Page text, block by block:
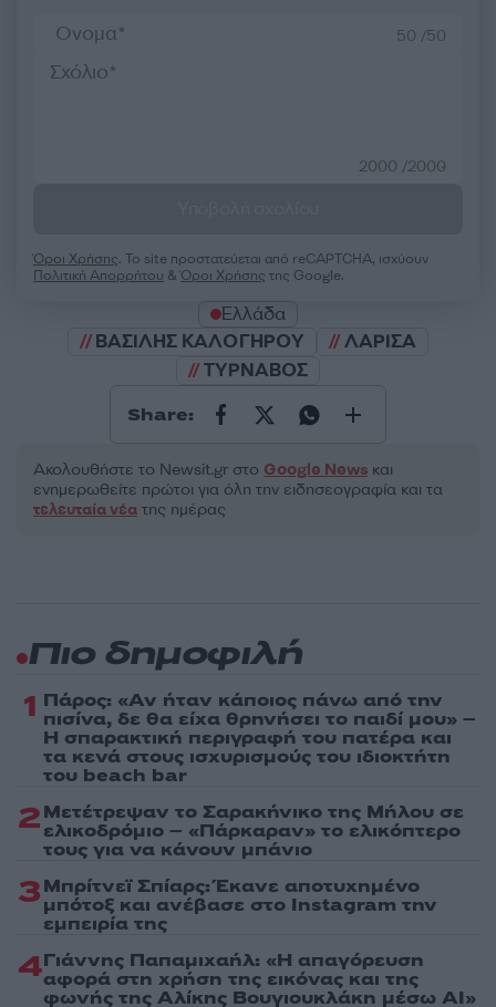
50 /50
2000 /2000
Όροι Χρήσης. Το site προστατεύεται από reCAPTCHA, ισχύουν
Πολιτική Απορρήτου &Όροι Χρήσης της Google.
Ελλάδα
ΒΑΣΙΛΗΣ ΚΑΛΟΓΗΡΟΥ
ΛΑΡΙΣΑ
ΤΥΡΝΑΒΟΣ
Share:
Ακολουθήστε το Νewsit.gr στο Google News και
ενημερωθείτε πρώτοι για όλη την ειδησεογραφία και τα
τελευταία νέα της ημέρας
Πιο δημοφιλή
1 Πάρος: «Αν ήταν κάποιος πάνω από την
πισίνα, δε θα είχα θρηνήσει το παιδί μου» –
Η σπαρακτική περιγραφή του πατέρα και
τα κενά στους ισχυρισμούς του ιδιοκτήτη
του beach bar
2Μετέτρεψαν το Σαρακήνικο της Μήλου σε
ελικοδρόμιο – «Πάρκαραν» το ελικόπτερο
τους για να κάνουν μπάνιο
3Μπρίτνεϊ Σπίαρς: Έκανε αποτυχημένο
μπότοξ και ανέβασε στο Instagram την
εμπειρία της
4Γιάννης Παπαμιχαήλ: «Η απαγόρευση
αφορά στη χρήση της εικόνας και της
φωνής της Αλίκης Βουγιουκλάκη μέσω AI»